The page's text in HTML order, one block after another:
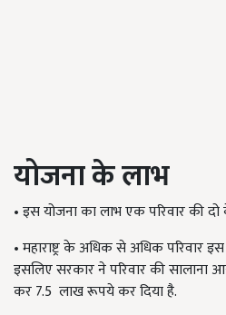
योजना के लाभ
•इस योजना का लाभ एक परिवार की दो
•महाराष्ट्र के अधिक से अधिक परिवार
इसलिए सरकार ने परिवार की सालाना
कर 7.5 लाख रूपये कर दिया है.